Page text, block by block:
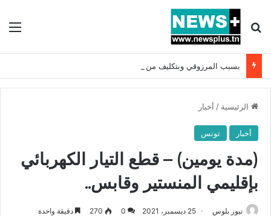
بحث عن
الرئيسية / أخبار
أخبار تونس
(مدة يومين) – قطع التيار الكهربائي
بإقليمي المنستير وقابس..
نيوز بلوس 25 ديسمبر، 2021 0
270 دقيقة واحدة